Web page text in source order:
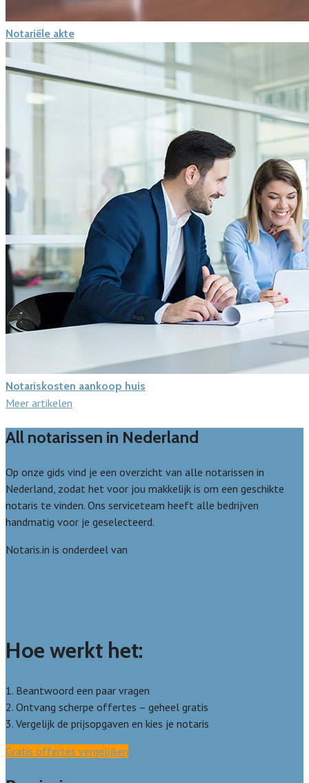
Notariële akte
Notariskosten aankoop huis
Meer artikelen
All notarissen in Nederland
Op onze gids vind je een overzicht van alle notarissen in
Nederland, zodat het voor jou makkelijk is om een geschikte
notaris te vinden. Ons serviceteam heeft alle bedrijven
handmatig voor je geselecteerd.
Notaris.in is onderdeel van
Hoe werkt het:
1. Beantwoord een paar vragen
2. Ontvang scherpe offertes – geheel gratis
3. Vergelijk de prijsopgaven en kies je notaris
Gratis offertes vergelijken